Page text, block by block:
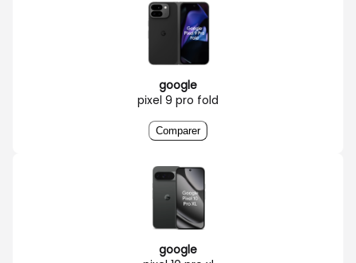
google
pixel 9 pro fold
Comparer
google